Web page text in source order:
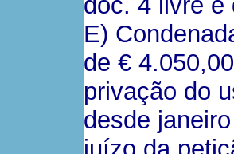
E)
de €
privação do
desde